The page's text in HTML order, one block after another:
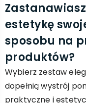
estetykę
sposobu na
produktów?
Wybierz zestaw
dopełnią wystrój
praktyczne i